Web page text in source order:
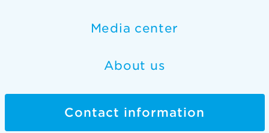
Media center
About us
Contact information